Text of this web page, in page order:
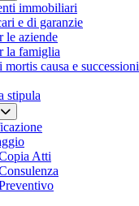
immobiliari
e di garanzie
le aziende
la famiglia
mortis causa e successioni
stipula
Atti